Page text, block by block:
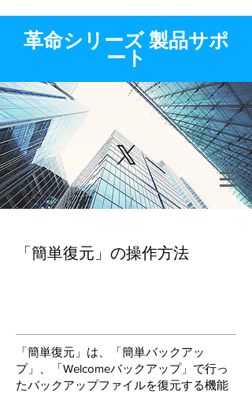
​革命シリーズ 製品サポ
ート
「簡単復元」の操作方法
「簡単復元」は、「簡単バックアッ
プ」、「Welcomeバックアップ」で行っ
たバックアップファイルを復元する機能